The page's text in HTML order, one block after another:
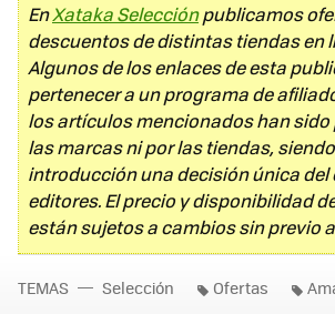
EnXataka Selecciónpublicamos
descuentos de distintas tiendas en
Algunos de los enlaces de esta
pertenecer a un programa de
los artículos mencionados han
las marcas ni por las tiendas,
introducción una decisión única del
editores. El precio y disponibilidad
están sujetos a cambios sin previo
TEMAS Selección Ofertas